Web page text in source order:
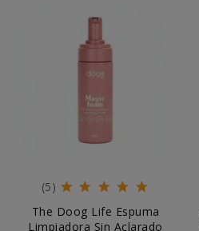
(5)
The Doog Life Espuma
Limpiadora Sin Aclarado